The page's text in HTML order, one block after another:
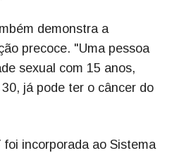
demonstra a
precoce. "Uma pessoa
sexual com 15 anos,
já pode ter o câncer do
incorporada ao Sistema